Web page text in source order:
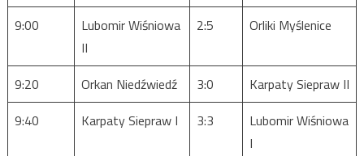
9:00
Lubomir Wiśniowa
II
2:5 Orliki Myślenice
9:20 Orkan Niedźwiedź 3:0
Karpaty Siepraw II
9:40
Karpaty Siepraw I 3:3
Lubomir Wiśniowa
I